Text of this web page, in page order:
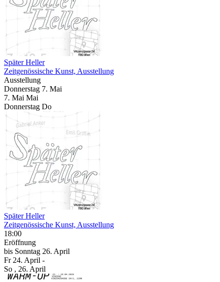
Später Heller
Zeitgenössische Kunst, Ausstellung
Ausstellung
Donnerstag 7. Mai
7. Mai Mai
Donnerstag Do
Später Heller
Zeitgenössische Kunst, Ausstellung
18:00
Eröffnung
bis Sonntag 26. April
Fr 24. April -
So , 26. April